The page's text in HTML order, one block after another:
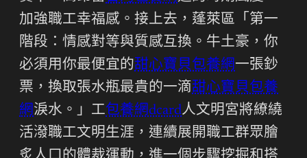
加強職工幸福感。接上去，蓬萊區「第一
階段：情感對等與質感互換。牛土豪，你
必須用你最便宜的甜心寶貝包養網一張鈔
票，換取張水瓶最貴的一滴甜心寶貝包養
網淚水。」工包養網dcard人文明宮將繚繞
活潑職工文明生涯，連續展開職工群眾膾